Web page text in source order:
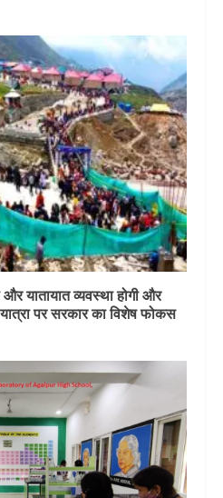
और यातायात व्यवस्था होगी और
पर सरकार का विशेष फोकस